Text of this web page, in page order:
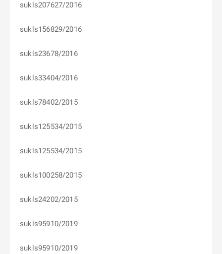
sukls207627/2016
sukls156829/2016
sukls23678/2016
sukls33404/2016
sukls78402/2015
sukls125534/2015
sukls125534/2015
sukls100258/2015
sukls24202/2015
sukls95910/2019
sukls95910/2019